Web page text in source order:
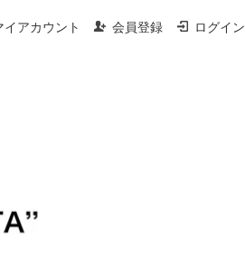
イアカウント 会員登録 ログイン